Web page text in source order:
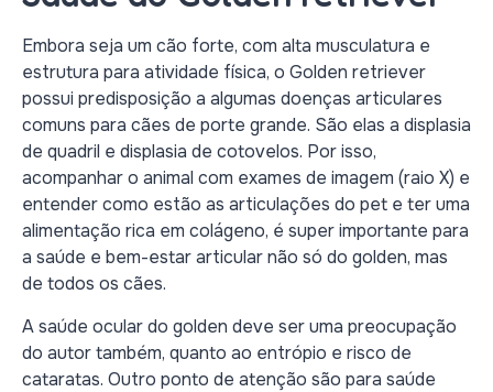
Embora seja um cão forte, com alta musculatura e
estrutura para atividade física, o Golden retriever
possui predisposição a algumas doenças articulares
comuns para cães de porte grande. São elas a displasia
de quadril e displasia de cotovelos. Por isso,
acompanhar o animal com exames de imagem (raio X) e
entender como estão as articulações do pet e ter uma
alimentação rica em colágeno, é super importante para
a saúde e bem-estar articular não só do golden, mas
de todos os cães.
A saúde ocular do golden deve ser uma preocupação
do autor também, quanto ao entrópio e risco de
cataratas. Outro ponto de atenção são para saúde